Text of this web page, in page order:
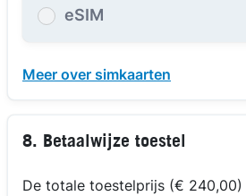
eSIM
Meer over simkaarten
8. Betaalwijze toestel
De totale toestelprijs (€